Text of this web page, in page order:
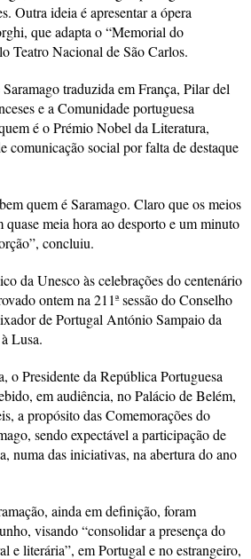
Outra ideia é apresentar a ópera
que adapta o “Memorial do
Teatro Nacional de São Carlos.
traduzida em França, Pilar del
e a Comunidade portuguesa
é o Prémio Nobel da Literatura,
comunicação social por falta de destaque
quem é Saramago. Claro que os meios
quase meia hora ao desporto e um minuto
concluiu.
da Unesco às celebrações do centenário
ontem na 211ª sessão do Conselho
de Portugal António Sampaio da
Lusa.
o Presidente da República Portuguesa
em audiência, no Palácio de Belém,
a propósito das Comemorações do
sendo expectável a participação de
numa das iniciativas, na abertura do ano
ainda em definição, foram
visando “consolidar a presença do
e literária”, em Portugal e no estrangeiro,